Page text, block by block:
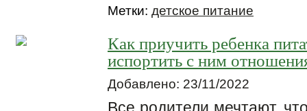
Метки: детское питание
Как приучить ребенка
испортить с ним
Добавлено: 23/11/2022